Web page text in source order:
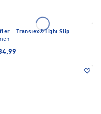
·
Transtex® Light Slip